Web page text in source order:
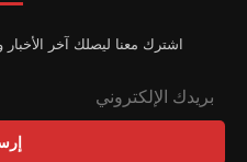
اشترك معنا ليصلك آخر الأخبار